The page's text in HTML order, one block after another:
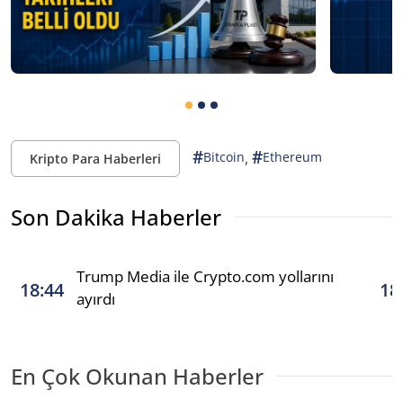
Kripto Para Haberleri #Bitcoin, #Ethereum
Son Dakika Haberler
18:44
Trump Media ile Crypto.com yollarını
ayırdı
En Çok Okunan Haberler